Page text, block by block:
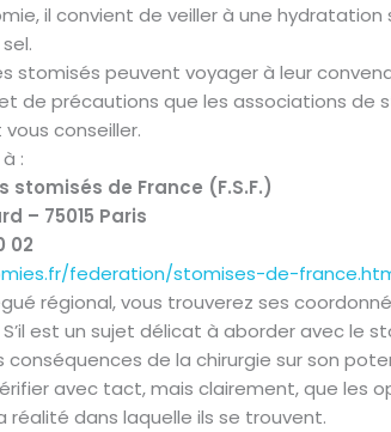
il convient de veiller à une hydratation
stomisés peuvent voyager à leur
de précautions que les associations de
conseiller.
:
stomisés de France (F.S.F.)
– 75015 Paris
02
federation/stomises-de-
régional, vous trouverez ses
S’il est un sujet délicat à aborder avec le
conséquences de la chirurgie sur son
avec tact, mais clairement, que les
réalité dans laquelle ils se trouvent.